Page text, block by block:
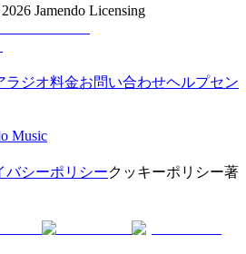
2026 Jamendo Licensing
ラジオ料金お問い合わせヘルプセン
Music
バシーポリシークッキーポリシー著